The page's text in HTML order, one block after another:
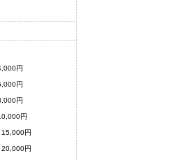
円
円
円
円
円
円